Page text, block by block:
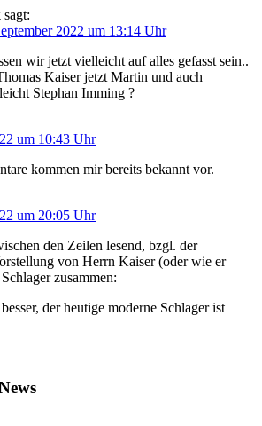
sagt:
2022 um 13:14 Uhr
wir jetzt vielleicht auf alles gefasst sein..
Kaiser jetzt Martin und auch
Stephan Imming ?
um 10:43 Uhr
kommen mir bereits bekannt vor.
um 20:05 Uhr
den Zeilen lesend, bzgl. der
von Herrn Kaiser (oder wie er
zusammen:
der heutige moderne Schlager ist